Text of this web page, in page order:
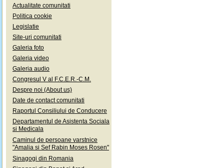
Actualitate comunitati
Politica cookie
Legislatie
Site-uri comunitati
Galeria foto
Galeria video
Galeria audio
Congresul V al F.C.E.R.-C.M.
Despre noi (About us)
Date de contact comunitati
Raportul Consiliului de Conducere
Departamentul de Asistenta Sociala
si Medicala
Caminul de persoane varstnice
"Amalia si Sef Rabin Moses Rosen"
Sinagogi din Romania